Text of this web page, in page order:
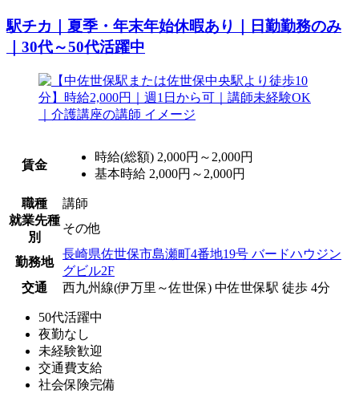
駅チカ｜夏季・年末年始休暇あり｜日勤勤務のみ
｜30代～50代活躍中
賃金
時給(総額) 2,000円～2,000円
基本時給 2,000円～2,000円
職種
講師
就業先種
別
その他
勤務地
長崎県佐世保市島瀬町4番地19号 バードハウジン
グビル2F
交通
西九州線(伊万里～佐世保) 中佐世保駅 徒歩 4分
50代活躍中
夜勤なし
未経験歓迎
交通費支給
社会保険完備